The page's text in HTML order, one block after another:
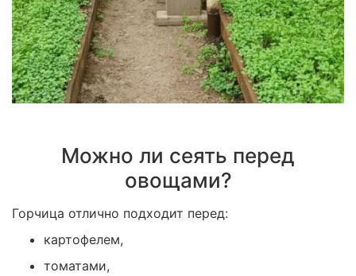
Можно ли сеять перед
овощами?
Горчица отлично подходит перед:
картофелем,
томатами,